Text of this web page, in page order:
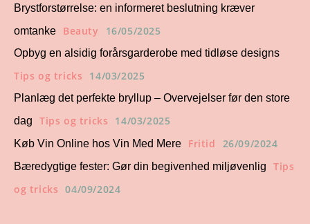
Brystforstørrelse: en informeret beslutning kræver
omtanke
Beauty 16/05/2025
Opbyg en alsidig forårsgarderobe med tidløse designs
Tips og tricks 14/03/2025
Planlæg det perfekte bryllup – Overvejelser før den store
dag
Tips og tricks 14/03/2025
Køb Vin Online hos Vin Med Mere Fritid 26/09/2024
Bæredygtige fester: Gør din begivenhed miljøvenlig
Tips
og tricks
04/09/2024